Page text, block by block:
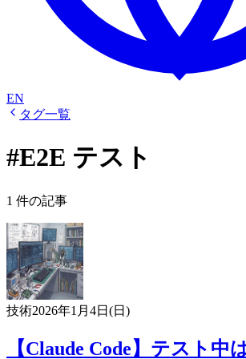
EN
タグ一覧
#E2E テスト
1 件の記事
技術2026年1月4日(日)
【Claude Code】テスト中